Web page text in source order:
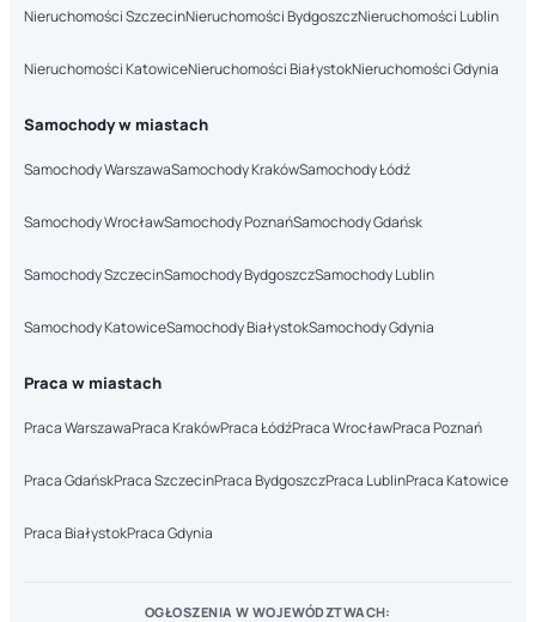
Nieruchomości SzczecinNieruchomości BydgoszczNieruchomości Lublin
Nieruchomości KatowiceNieruchomości BiałystokNieruchomości Gdynia
Samochody w miastach
Samochody WarszawaSamochody KrakówSamochody Łódź
Samochody WrocławSamochody PoznańSamochody Gdańsk
Samochody SzczecinSamochody BydgoszczSamochody Lublin
Samochody KatowiceSamochody BiałystokSamochody Gdynia
Praca w miastach
Praca WarszawaPraca KrakówPraca ŁódźPraca WrocławPraca Poznań
Praca GdańskPraca SzczecinPraca BydgoszczPraca LublinPraca Katowice
Praca BiałystokPraca Gdynia
OGŁOSZENIA W WOJEWÓDZTWACH: